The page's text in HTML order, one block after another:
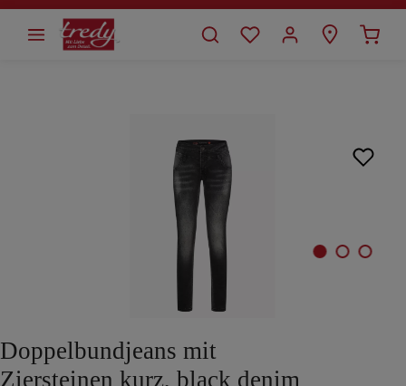
springen
Doppelbundjeans mit
Ziersteinen kurz, black denim